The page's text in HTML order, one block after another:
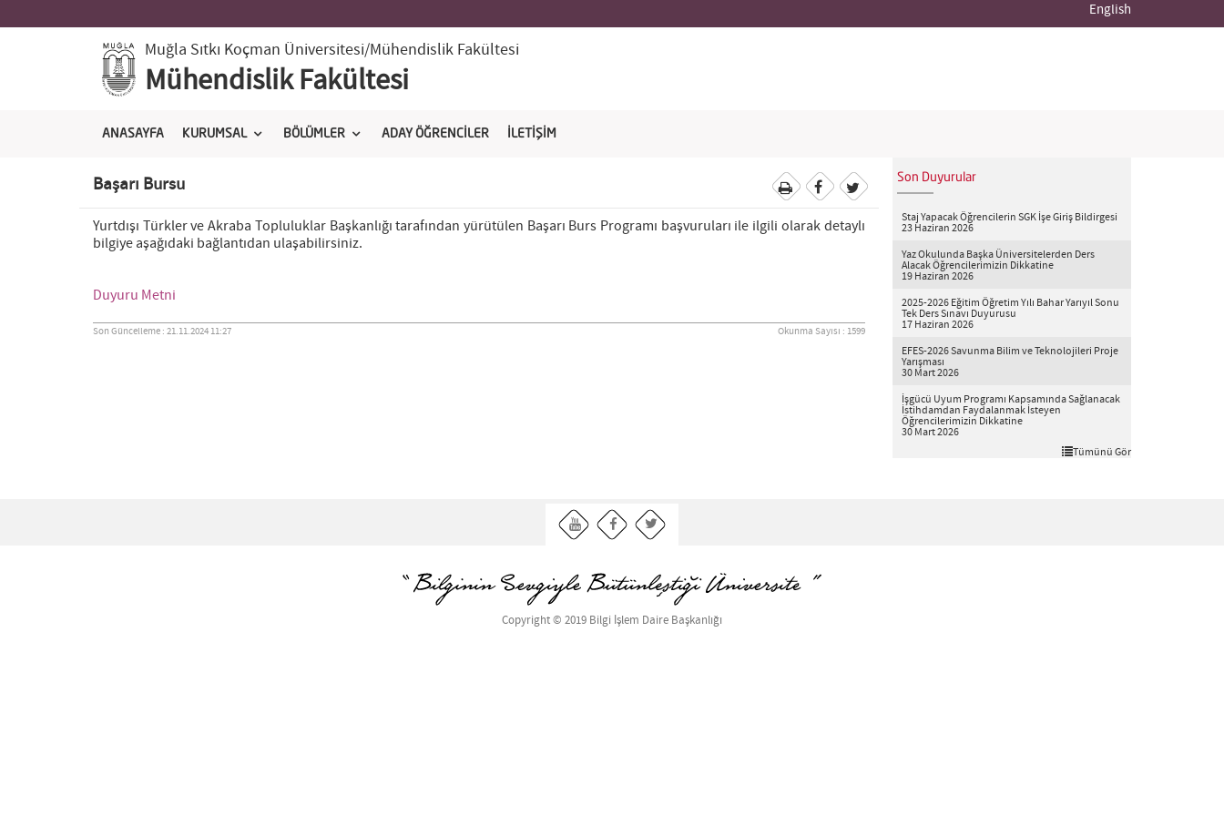
English
Muğla Sıtkı Koçman Üniversitesi/Mühendislik Fakültesi
Mühendislik Fakültesi
ANASAYFA KURUMSAL BÖLÜMLER ADAY ÖĞRENCİLER İLETİŞİM
Başarı Bursu
Yurtdışı Türkler ve Akraba Topluluklar Başkanlığı tarafından yürütülen Başarı Burs Programı başvuruları ile ilgili olarak detaylı
bilgiye aşağıdaki bağlantıdan ulaşabilirsiniz.
Duyuru Metni
Son Güncelleme : 21.11.2024 11:27 Okunma Sayısı : 1599
Son Duyurular
Staj Yapacak Öğrencilerin SGK İşe Giriş Bildirgesi
23 Haziran 2026
Yaz Okulunda Başka Üniversitelerden Ders
Alacak Öğrencilerimizin Dikkatine
19 Haziran 2026
2025-2026 Eğitim Öğretim Yılı Bahar Yarıyıl Sonu
Tek Ders Sınavı Duyurusu
17 Haziran 2026
EFES-2026 Savunma Bilim ve Teknolojileri Proje
Yarışması
30 Mart 2026
İşgücü Uyum Programı Kapsamında Sağlanacak
İstihdamdan Faydalanmak İsteyen
Öğrencilerimizin Dikkatine
30 Mart 2026
Tümünü Gör
Copyright © 2019 Bilgi İşlem Daire Başkanlığı